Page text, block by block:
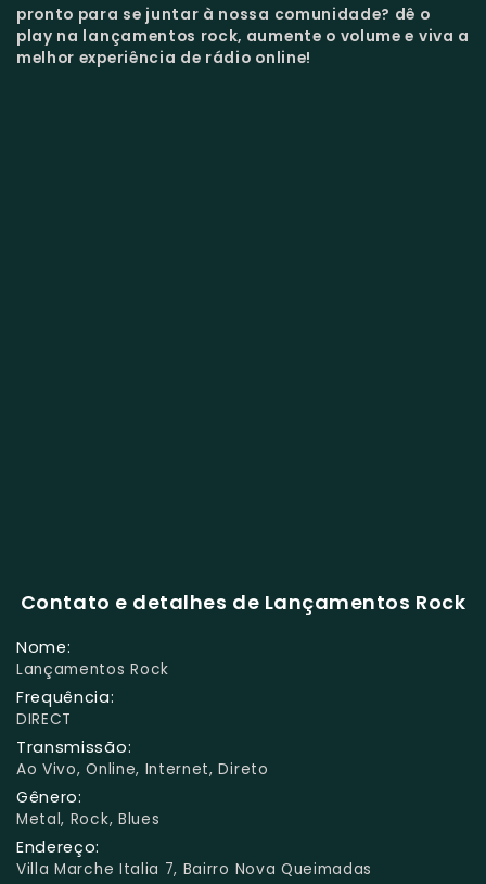
pronto para se juntar à nossa comunidade? dê o
play na lançamentos rock, aumente o volume e viva a
melhor experiência de rádio online!
Contato e detalhes de Lançamentos Rock
Nome:
Lançamentos Rock
Frequência:
DIRECT
Transmissão:
Ao Vivo, Online, Internet, Direto
Gênero:
Metal, Rock, Blues
Endereço:
Villa Marche Italia 7, Bairro Nova Queimadas